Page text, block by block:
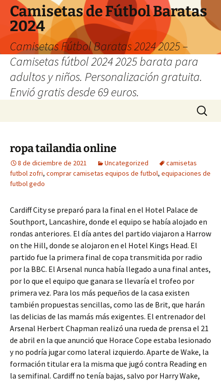
Camisetas de Fútbol Baratas
2024
Camisetas Fútbol Baratas 2024 2025 –
Camisetas fútbol 2024 2025 barata para
adultos y niños. Personalización gratuita.
Envió gratis desde 69 euros.
Buscar:
ropa tailandia online
8 de diciembre de 2021 Uncategorized
camisetas
futbol zofri, comprar camisetas equipos de futbol, equipaciones de
futbol gedo
Cardiff City se preparó para la final en el Hotel Palace de
Southport, Lancashire, donde el equipo se había alojado en
rondas anteriores. El día antes del partido viajaron a Harrow
on the Hill, donde se alojaron en el Hotel Kings Head. El
partido fue la primera final de copa transmitida por radio
por la BBC. El Arsenal nunca había llegado a una final antes,
por lo que el equipo que ganara se llevaría el trofeo por
primera vez. Para los más pequeños de la casa existen
también propuestas sencillas, como las de Brit, que harán
las delicias de las mamás más exigentes. El entrenador del
Arsenal Herbert Chapman realizó una rueda de prensa el 21
de abril en la que anunció que Horace Cope estaba lesionado
y no podría jugar como lateral izquierdo. Aparte de Wake, la
formación titular era la misma que jugó contra Reading en
la semifinal. Cardiff no tenía bajas, salvo por Harry Wake,